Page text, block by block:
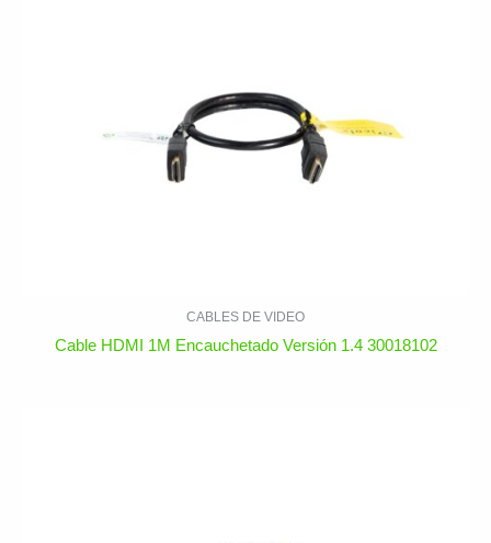
CABLES DE VIDEO
Cable HDMI 1M Encauchetado Versión 1.4 30018102